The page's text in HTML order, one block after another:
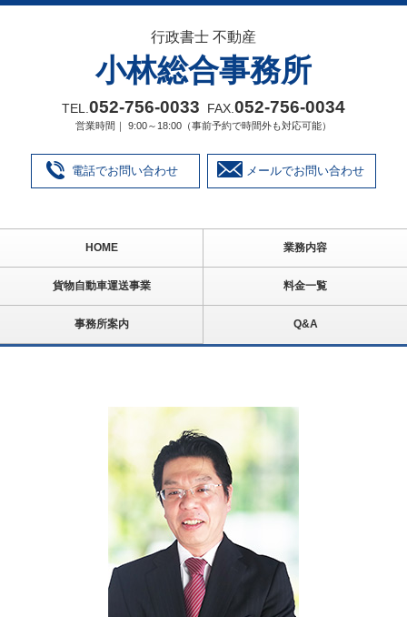
行政書士 不動産
小林総合事務所
TEL. 052‐756‐0033 FAX. 052‐756‐0034
営業時間｜ 9:00～18:00（事前予約で時間外も対応可能）
電話でお問い合わせ メールでお問い合わせ
HOME 業務内容
貨物自動車運送事業 料金一覧
事務所案内 Q&A